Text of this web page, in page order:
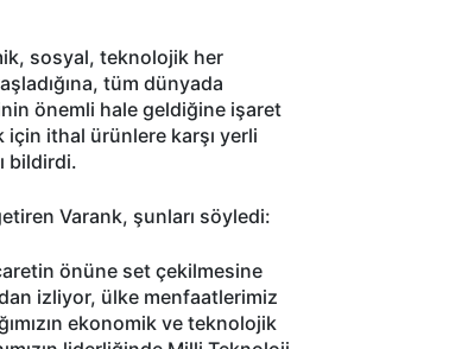
sosyal, teknolojik her
tüm dünyada
önemli hale geldiğine işaret
ithal ürünlere karşı yerli
bildirdi.
Varank, şunları söyledi:
önüne set çekilmesine
izliyor, ülke menfaatlerimiz
ekonomik ve teknolojik